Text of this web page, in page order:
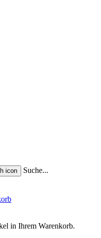
Suche...
in Ihrem Warenkorb.